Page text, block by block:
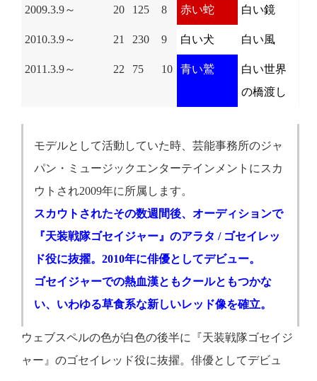
2009.3.9～ 20 125 8 赤い蛇 白い鏡
2010.3.9～ 21 230 9 白い犬 白い風
2011.3.9～ 22 75 10 青い鷲
白い世界
の橋渡し
モデルとして活動していた時、芸能事務所のジャ
パン・ミュージックエンターテインメントにスカ
ウトされ2009年に所属します。
スカウトされたその数週間後、オーディションで
『天装戦隊ゴセイジャー』のアラタ / ゴセイレッ
ド役に抜擢。2010年に俳優としてデビュー。
ゴセイジャーでの熱血漢ともクールともつかな
い、いわゆる草食系な新しいレッド像を確立。
ウェブスペルの色が白色の後半に『天装戦隊ゴセイジ
ャー』のゴセイレッド役に抜擢。俳優としてデビュ